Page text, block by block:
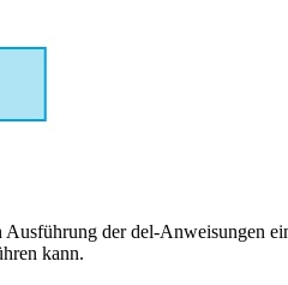
der del-Anweisungen
kann.